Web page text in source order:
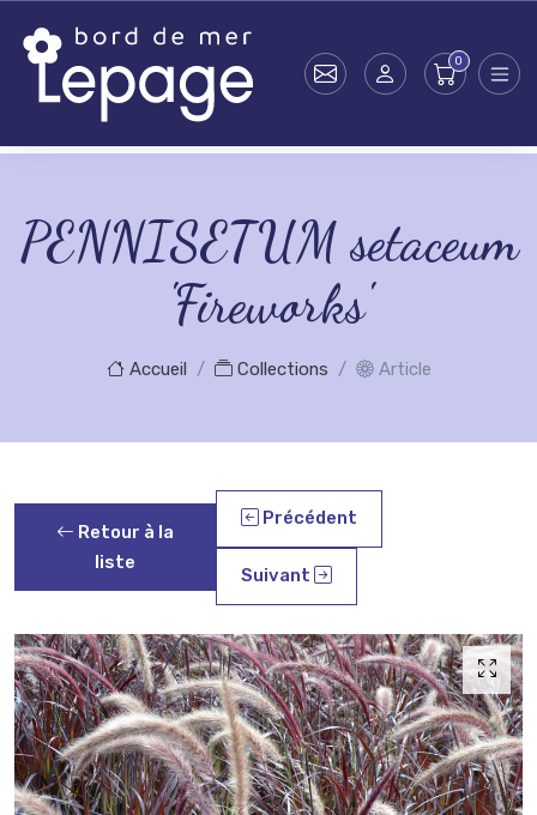
PENNISETUM setaceum
'Fireworks'
Accueil Collections Article
Retour à la
liste
Précédent
Suivant